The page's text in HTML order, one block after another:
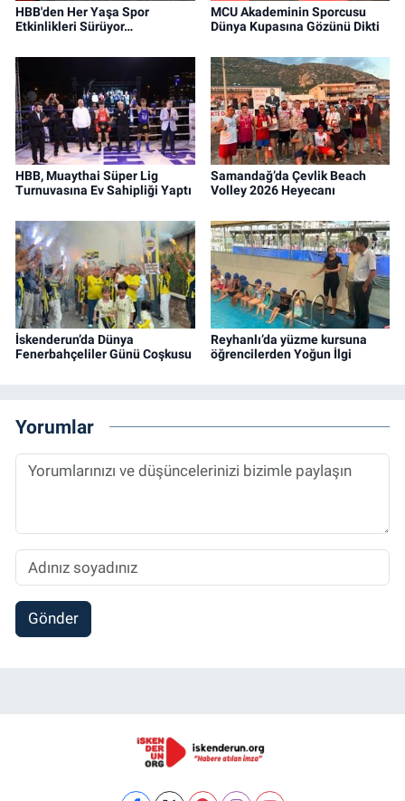
HBB'den Her Yaşa Spor
Etkinlikleri Sürüyor…
MCU Akademinin Sporcusu
Dünya Kupasına Gözünü Dikti
HBB, Muaythai Süper Lig
Turnuvasına Ev Sahipliği Yaptı
Samandağ’da Çevlik Beach
Volley 2026 Heyecanı
İskenderun’da Dünya
Fenerbahçeliler Günü Coşkusu
Reyhanlı’da yüzme kursuna
öğrencilerden Yoğun İlgi
Yorumlar
Gönder